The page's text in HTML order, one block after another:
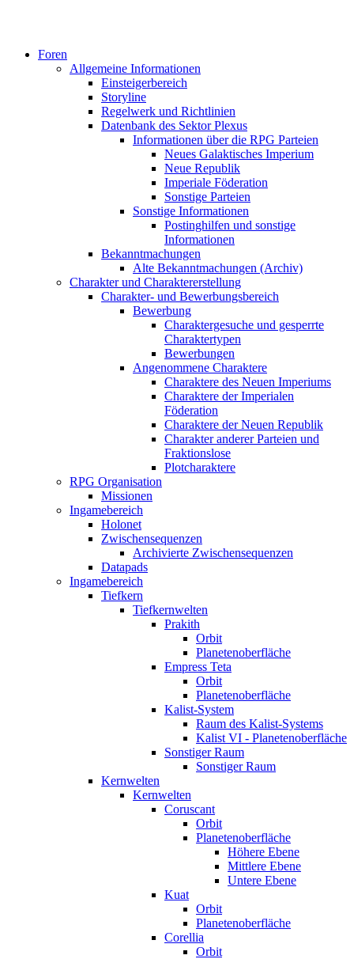
Foren
Allgemeine Informationen
Einsteigerbereich
Storyline
Regelwerk und Richtlinien
Datenbank des Sektor Plexus
Informationen über die RPG Parteien
Neues Galaktisches Imperium
Neue Republik
Imperiale Föderation
Sonstige Parteien
Sonstige Informationen
Postinghilfen und sonstige
Informationen
Bekanntmachungen
Alte Bekanntmachungen (Archiv)
Charakter und Charaktererstellung
Charakter- und Bewerbungsbereich
Bewerbung
Charaktergesuche und gesperrte
Charaktertypen
Bewerbungen
Angenommene Charaktere
Charaktere des Neuen Imperiums
Charaktere der Imperialen
Föderation
Charaktere der Neuen Republik
Charakter anderer Parteien und
Fraktionslose
Plotcharaktere
RPG Organisation
Missionen
Ingamebereich
Holonet
Zwischensequenzen
Archivierte Zwischensequenzen
Datapads
Ingamebereich
Tiefkern
Tiefkernwelten
Prakith
Orbit
Planetenoberfläche
Empress Teta
Orbit
Planetenoberfläche
Kalist-System
Raum des Kalist-Systems
Kalist VI - Planetenoberfläche
Sonstiger Raum
Sonstiger Raum
Kernwelten
Kernwelten
Coruscant
Orbit
Planetenoberfläche
Höhere Ebene
Mittlere Ebene
Untere Ebene
Kuat
Orbit
Planetenoberfläche
Corellia
Orbit